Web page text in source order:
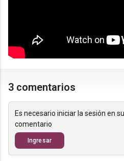
3 comentarios
Es necesario iniciar la sesión en
comentario
Ingresar